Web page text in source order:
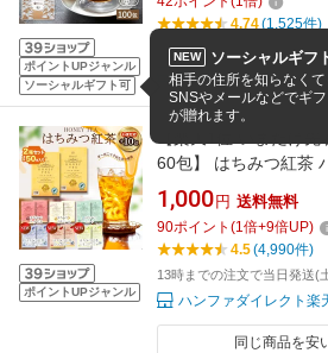
ポイントUPジャンル
ソーシャルギフト可
ク 焙じ茶 お茶 ノンカ
4.74(1,525件)
5営業日以内に発送(土日祝日
桑専門店わくわく園 お
ポイントUPジャンル
【楽天1位 いまだけ先
60包】 はちみつ紅茶
25袋入り2箱セット は
ハニー 蜂蜜 紅茶 ティ
リー スリランカ リラ
ンカフェイン メール
1,000 円 送料無料
90ポイント (1倍+9倍UP)
4.5(4,990件)
13時までの注文で当日発送(
ハンファダイレクト楽
同じ商品を安
NEW ソーシャルギフ
相手の住所を知らなくて
SNSやメールなどでギフ
が贈れます。